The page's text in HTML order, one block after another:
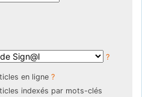
?
en ligne ?
indexés par mots-clés